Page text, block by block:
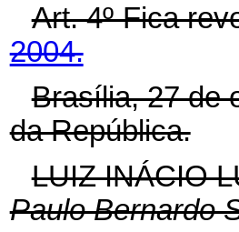
Art. 4º Fica
2004.
Brasília, 27 de
da República.
LUIZ INÁCIO
Paulo Bernardo